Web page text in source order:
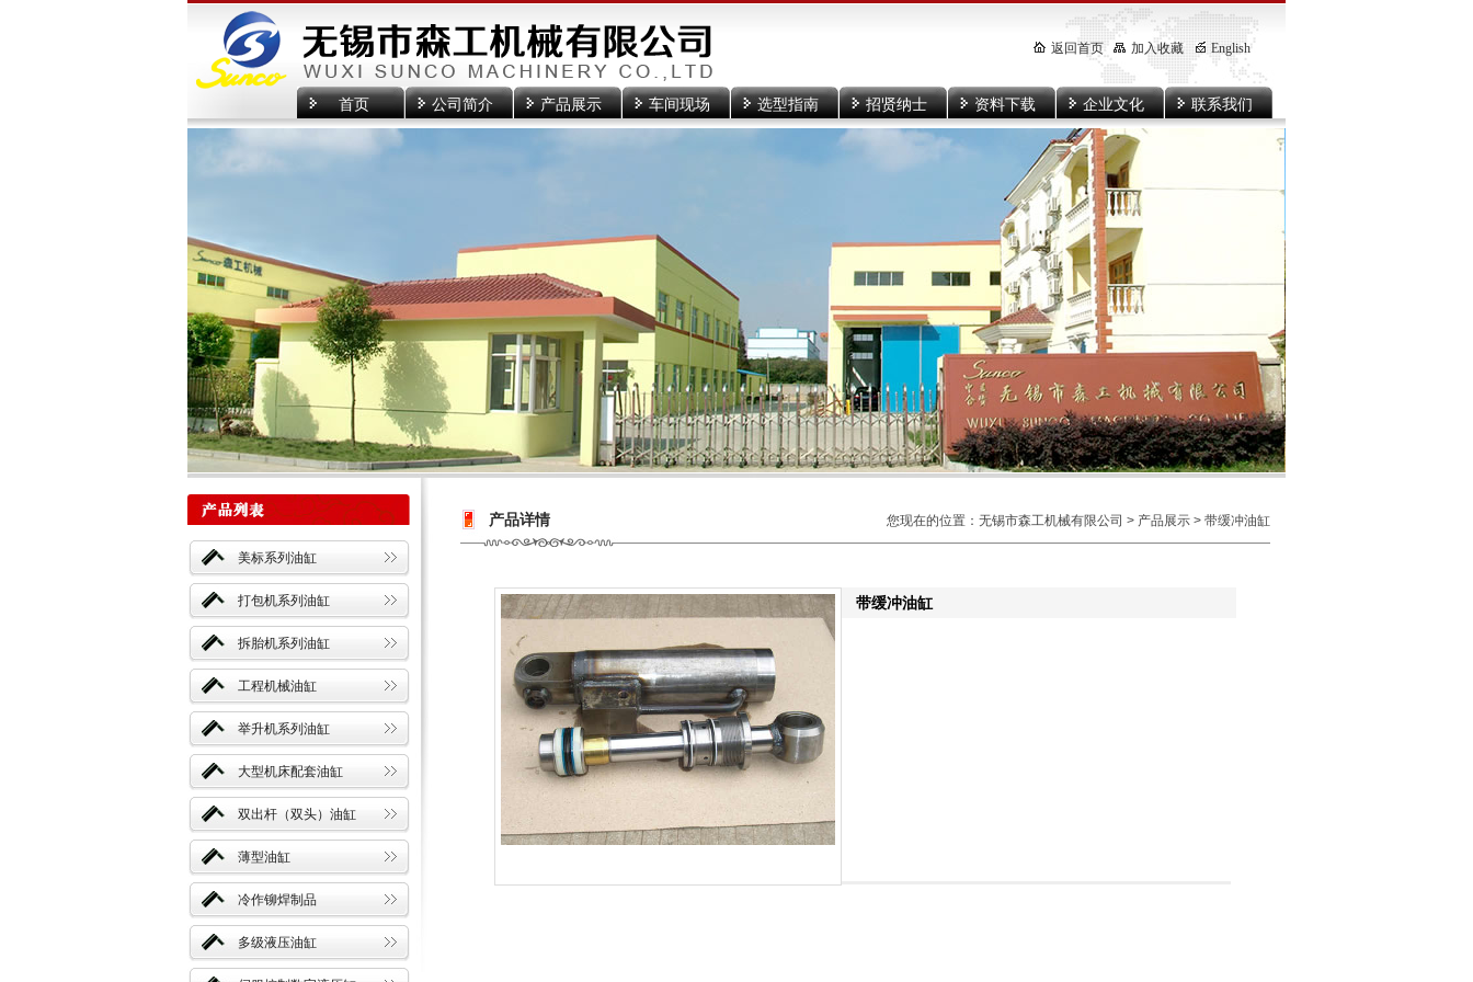
首页 公司简介 产品展示 车间现场 选型指南 招贤纳士 资料下载 企业文化 联系我们
返回首页 加入收藏 English
产品详情
美标系列油缸
打包机系列油缸
拆胎机系列油缸
工程机械油缸
举升机系列油缸
大型机床配套油缸
双出杆（双头）油缸
薄型油缸
冷作铆焊制品
多级液压油缸
您现在的位置： 无锡市森工机械有限公司 > 产品展示 > 带缓冲油缸
带缓冲油缸